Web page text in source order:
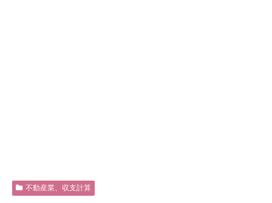
不動産業、収支計算